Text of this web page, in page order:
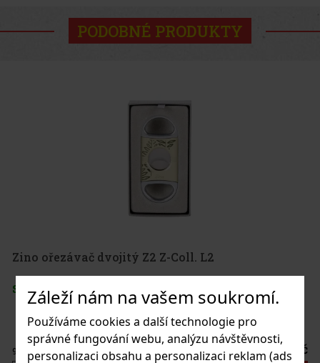
Záleží nám na vašem soukromí.
Používáme cookies a další technologie pro
správné fungování webu, analýzu návštěvnosti,
personalizaci obsahu a personalizaci reklam (ads
PODOBNÉ PRODUKTY
Zino ořezávač dvojitý Z2 Z-Coll. L2
SKLADEM(1 ks)
930 Kč bez DPH 1 125 Kč